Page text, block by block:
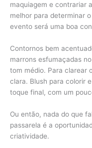
maquiagem e contrariar
melhor para determinar
evento será uma boa
Contornos bem
marrons esfumaçadas
tom médio. Para clarear
clara. Blush para colorir
toque final, com um
Ou então, nada do que
passarela é a
criatividade.